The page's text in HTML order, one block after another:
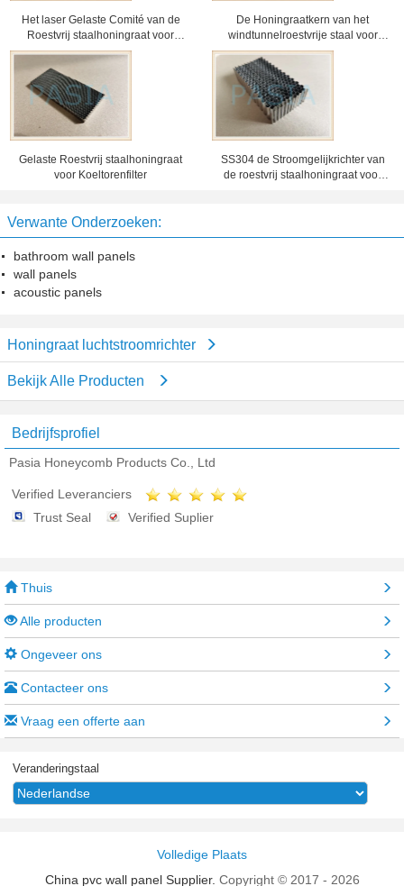
Het laser Gelaste Comité van de
Roestvrij staalhoningraat voor
Waterfilter
De Honingraatkern van het
windtunnelroestvrije staal voor
Gelijkrichterslaser het Plakken
Gelaste Roestvrij staalhoningraat
voor Koeltorenfilter
SS304 de Stroomgelijkrichter van
de roestvrij staalhoningraat voor
Verwante Onderzoeken:
bathroom wall panels
wall panels
acoustic panels
Honingraat luchtstroomrichter
Bekijk Alle Producten
Bedrijfsprofiel
Pasia Honeycomb Products Co., Ltd
Verified Leveranciers
Trust Seal
Verified Suplier
Thuis
Alle producten
Ongeveer ons
Contacteer ons
Vraag een offerte aan
Veranderingstaal
Volledige Plaats
China pvc wall panel Supplier. Copyright © 2017 - 2026